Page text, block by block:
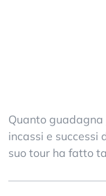
Quanto guadagna
incassi e successi
suo tour ha fatto